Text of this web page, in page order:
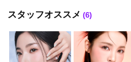
スタッフオススメ (6)